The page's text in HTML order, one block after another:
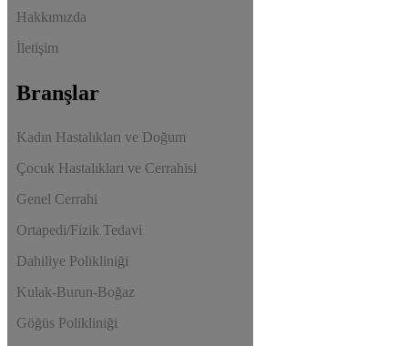
Hakkımızda
İletişim
Branşlar
Kadın Hastalıkları ve Doğum
Çocuk Hastalıkları ve Cerrahisi
Genel Cerrahi
Ortapedi/Fizik Tedavi
Dahiliye Polikliniği
Kulak-Burun-Boğaz
Göğüs Polikliniği